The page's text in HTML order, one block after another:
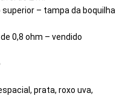
– tampa da boquilha
0,8 ohm – vendido
prata, roxo uva,